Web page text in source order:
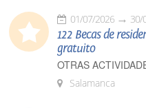
01/07/2026 30/
122 Becas de
gratuito
OTRAS
Salamanca